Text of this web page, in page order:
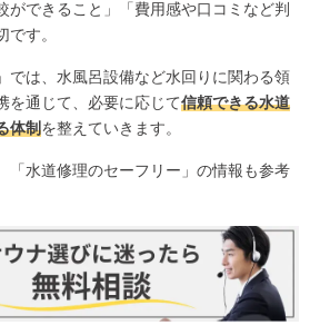
ができること」「費用感や口コミなど判
す。
では、水風呂設備など水回りに関わる領
を通じて、必要に応じて信頼できる水道
体制を整えていきます。
「水道修理のセーフリー 」の情報も参考